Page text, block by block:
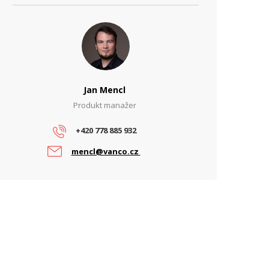
Jan Mencl
Produkt manažer
+420 778 885 932
mencl@vanco.cz